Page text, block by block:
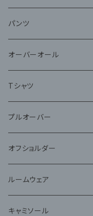
パンツ
オーバーオール
Tシャツ
プルオーバー
オフショルダー
ルームウェア
キャミソール